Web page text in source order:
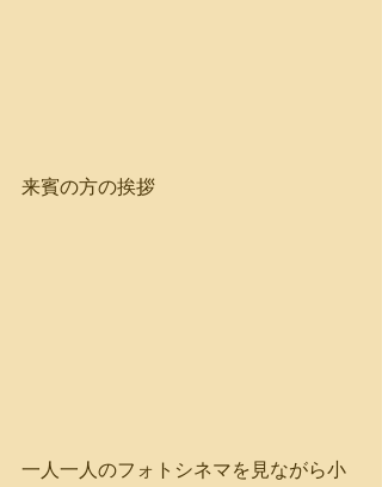
来賓の方の挨拶
一人一人のフォトシネマを見ながら小